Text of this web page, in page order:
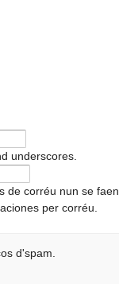
underscores.
de corréu nun se faen
per corréu.
d'spam.